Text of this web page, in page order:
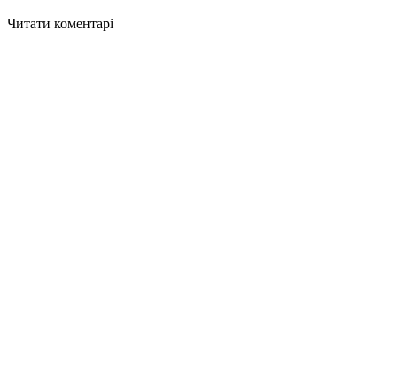
Читати коментарі